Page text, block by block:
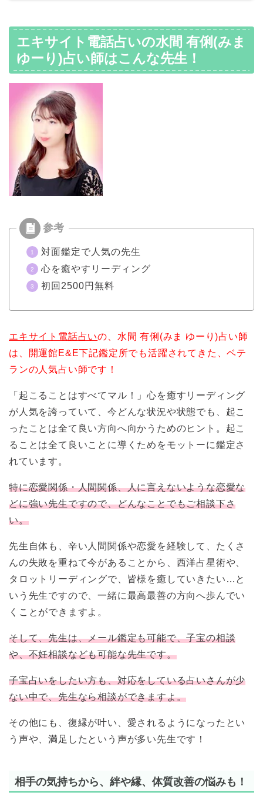
エキサイト電話占いの水間 有俐(みま
ゆーり)占い師はこんな先生！
対面鑑定で人気の先生
心を癒やすリーディング
初回2500円無料
エキサイト電話占いの、水間 有俐(みま ゆーり)占い師
は、開運館E&E下記鑑定所でも活躍されてきた、ベテ
ランの人気占い師です！
「起こることはすべてマル！」心を癒すリーディング
が人気を誇っていて、今どんな状況や状態でも、起こ
ったことは全て良い方向へ向かうためのヒント。起こ
ることは全て良いことに導くためをモットーに鑑定さ
れています。
特に恋愛関係・人間関係、人に言えないような恋愛な
どに強い先生ですので、どんなことでもご相談下さ
い。
先生自体も、辛い人間関係や恋愛を経験して、たくさ
んの失敗を重ねて今があることから、西洋占星術や、
タロットリーディングで、皆様を癒していきたい…と
いう先生ですので、一緒に最高最善の方向へ歩んでい
くことができますよ。
そして、先生は、メール鑑定も可能で、子宝の相談
や、不妊相談なども可能な先生です。
子宝占いをしたい方も、対応をしている占いさんが少
ない中で、先生なら相談ができますよ。
その他にも、復縁が叶い、愛されるようになったとい
う声や、満足したという声が多い先生です！
相手の気持ちから、絆や縁、体質改善の悩みも！